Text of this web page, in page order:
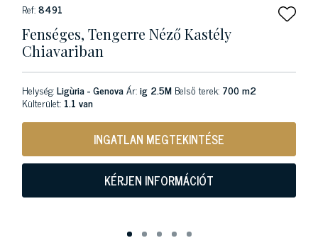
Ref:8491
Fenséges, Tengerre Néző Kastély
Chiavariban
Helység:Ligùria - GenovaÁr:ig 2.5M Belső terek: 700 m2
Külterület: 1.1 van
INGATLAN MEGTEKINTÉSE
KÉRJEN INFORMÁCIÓT